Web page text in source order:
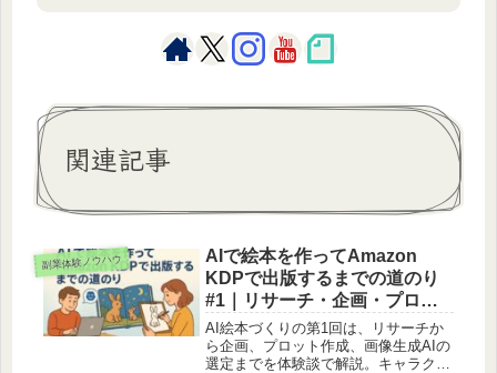
関連記事
副業体験ノウハウ
AIで絵本を作ってAmazon
KDPで出版するまでの道のり
#1｜リサーチ・企画・プロッ
ト作成と画像生成AIの選定・
初期生成
AI絵本づくりの第1回は、リサーチか
ら企画、プロット作成、画像生成AIの
選定までを体験談で解説。キャラクタ